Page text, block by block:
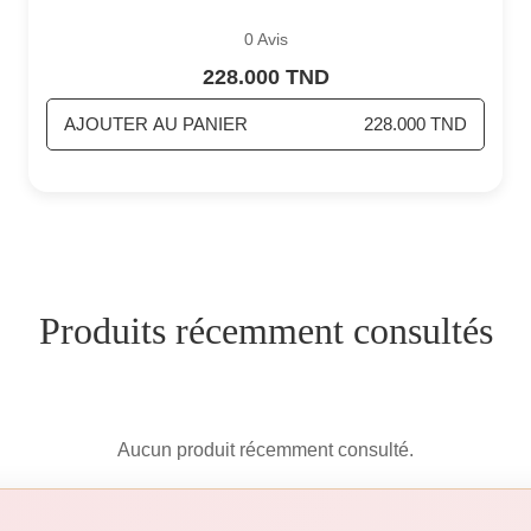
0 Avis
228.000 TND
AJOUTER AU PANIER 228.000 TND
Produits récemment consultés
Aucun produit récemment consulté.